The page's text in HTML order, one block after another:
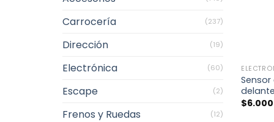
Carrocería (237)
Dirección (19)
Electrónica (60)
Escape (2)
Frenos y Ruedas (12)
$6.000